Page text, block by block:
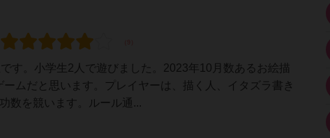
す。小学生2人で遊びました。2023年10月数あるお絵描
ムだと思います。プレイヤーは、描く人、イタズラ書き
数を競います。ルール通...